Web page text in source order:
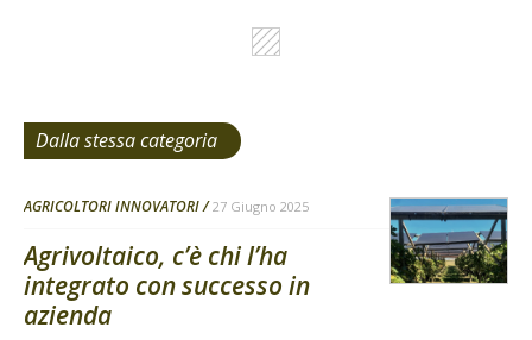
Dalla stessa categoria
AGRICOLTORI INNOVATORI 27 Giugno 2025
Agrivoltaico, c’è chi l’ha
integrato con successo in
azienda